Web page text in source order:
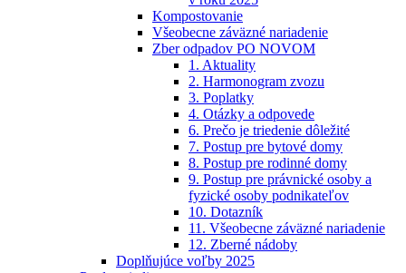
Kompostovanie
Všeobecne záväzné nariadenie
Zber odpadov PO NOVOM
1. Aktuality
2. Harmonogram zvozu
3. Poplatky
4. Otázky a odpovede
6. Prečo je triedenie dôležité
7. Postup pre bytové domy
8. Postup pre rodinné domy
9. Postup pre právnické osoby a
fyzické osoby podnikateľov
10. Dotazník
11. Všeobecne záväzné nariadenie
12. Zberné nádoby
Doplňujúce voľby 2025